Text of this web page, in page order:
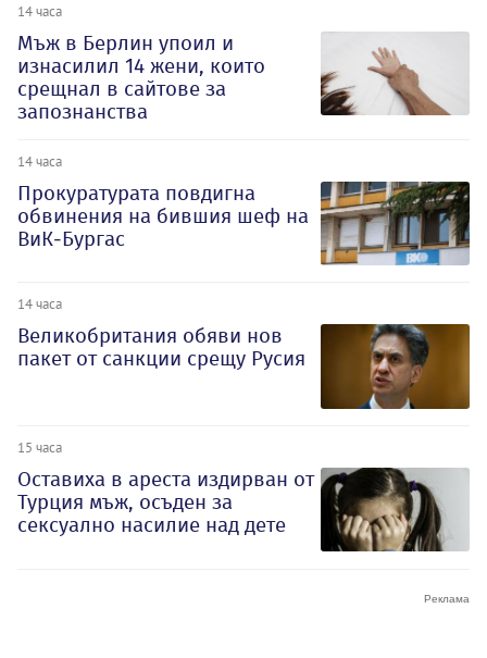
14 часа
Мъж в Берлин упоил и
изнасилил 14 жени, които
срещнал в сайтове за
запознанства
14 часа
Прокуратурата повдигна
обвинения на бившия шеф на
ВиК-Бургас
14 часа
Великобритания обяви нов
пакет от санкции срещу Русия
15 часа
Оставиха в ареста издирван от
Турция мъж, осъден за
сексуално насилие над дете